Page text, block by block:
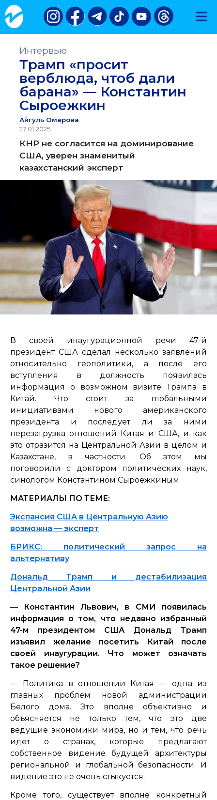
Интервью
Трамп «просит
верблюда, чтоб дали
барана» — Константин
Сыроежкин
Айгуль Омарова
27.01.2025
КНР не согласится на доминирование
США, уверен знаменитый
казахстанский эксперт
В своей инаугурационной речи 47-й
президент США сделал несколько заявлений
относительно геополитики, а после его
вступления в должность появилась
информация о возможном визите Трампа в
Китай. Что стоит за глобальными
инициативами нового американского
президента и последует ли за ними
перезагрузка отношений Китая и США, и как
это отразится на Центральной Азии в целом и
Казахстане, в частности. Об этом мы
поговорили с доктором политических наук,
синологом Константином Сыроежкиным.
МАТЕРИАЛЫ ПО ТЕМЕ:
Экспансия США в Центральную Азию
возможна — эксперт
БРИКС: политический запрос на
альтернативу
Дональд Трамп и дестабилизация
Центральной Азии
— Константин Львович, в СМИ появилась
информация о том, что недавно избранный
47-м президентом США Дональд Трамп
изъявил желание посетить Китай после
своей инаугурации. Что может означать
такое решение?
— Политика в отношении Китая — одна из
главных проблем новой администрации
Белого дома. Это вполне объективно и
объясняется не только тем, что это две
ведущие экономики мира, но и тем, что речь
идет о странах, которые предлагают
собственное видение будущей архитектуры
региональной и глобальной безопасности. И
видение это не очень стыкуется.
Кроме того, существует вполне конкретный